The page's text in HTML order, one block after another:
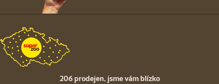
206 prodejen, jsme vám blízko